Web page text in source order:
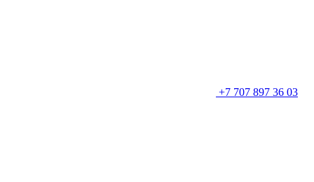
+7 707 897 36 03